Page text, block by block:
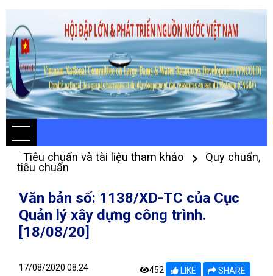
Tiêu chuẩn và tài liệu tham khảo
Quy chuẩn,
tiêu chuẩn
Văn bản số: 1138/XD-TC của Cục
Quản lý xây dựng công trình.
[18/08/20]
17/08/2020 08:24 452 LIKE SHARE